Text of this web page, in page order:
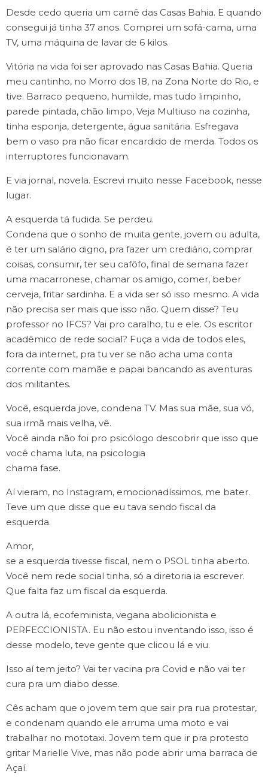
Desde cedo queria um carnê das Casas Bahia. E quando
consegui já tinha 37 anos. Comprei um sofá-cama, uma
TV, uma máquina de lavar de 6 kilos.
Vitória na vida foi ser aprovado nas Casas Bahia. Queria
meu cantinho, no Morro dos 18, na Zona Norte do Rio, e
tive. Barraco pequeno, humilde, mas tudo limpinho,
parede pintada, chão limpo, Veja Multiuso na cozinha,
tinha esponja, detergente, água sanitária. Esfregava
bem o vaso pra não ficar encardido de merda. Todos os
interruptores funcionavam.
E via jornal, novela. Escrevi muito nesse Facebook, nesse
lugar.
A esquerda tá fudida. Se perdeu.
Condena que o sonho de muita gente, jovem ou adulta,
é ter um salário digno, pra fazer um crediário, comprar
coisas, consumir, ter seu cafôfo, final de semana fazer
uma macarronese, chamar os amigo, comer, beber
cerveja, fritar sardinha. E a vida ser só isso mesmo. A vida
não precisa ser mais que isso não. Quem disse? Teu
professor no IFCS? Vai pro caralho, tu e ele. Os escritor
acadêmico de rede social? Fuça a vida de todos eles,
fora da internet, pra tu ver se não acha uma conta
corrente com mamãe e papai bancando as aventuras
dos militantes.
Você, esquerda jove, condena TV. Mas sua mãe, sua vó,
sua irmã mais velha, vê.
Você ainda não foi pro psicólogo descobrir que isso que
você chama luta, na psicologia
chama fase.
Aí vieram, no Instagram, emocionadíssimos, me bater.
Teve um que disse que eu tava sendo fiscal da
esquerda.
Amor,
se a esquerda tivesse fiscal, nem o PSOL tinha aberto.
Você nem rede social tinha, só a diretoria ia escrever.
Que falta faz um fiscal da esquerda.
A outra lá, ecofeminista, vegana abolicionista e
PERFECCIONISTA. Eu não estou inventando isso, isso é
desse modelo, teve gente que clicou lá e viu.
Isso aí tem jeito? Vai ter vacina pra Covid e não vai ter
cura pra um diabo desse.
Cês acham que o jovem tem que sair pra rua protestar,
e condenam quando ele arruma uma moto e vai
trabalhar no mototaxi. Jovem tem que ir pra protesto
gritar Marielle Vive, mas não pode abrir uma barraca de
Açaí.